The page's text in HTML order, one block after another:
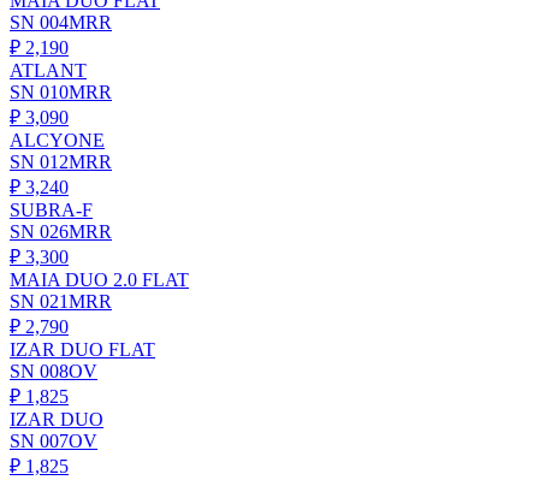
SN 004MRR
₽ 2,190
ATLANT
SN 010MRR
₽ 3,090
ALCYONE
SN 012MRR
₽ 3,240
SUBRA-F
SN 026MRR
₽ 3,300
MAIA DUO 2.0 FLAT
SN 021MRR
₽ 2,790
IZAR DUO FLAT
SN 008OV
₽ 1,825
IZAR DUO
SN 007OV
₽ 1,825